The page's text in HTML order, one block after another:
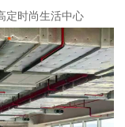
定时尚生活中心